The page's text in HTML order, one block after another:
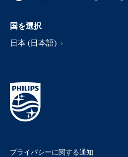
国を選択
日本 (日本語)
プライバシーに関する通知